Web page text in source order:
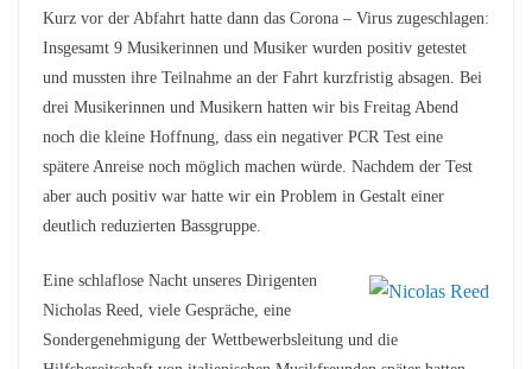
Kurz vor der Abfahrt hatte dann das Corona – Virus zugeschlagen:
Insgesamt 9 Musikerinnen und Musiker wurden positiv getestet
und mussten ihre Teilnahme an der Fahrt kurzfristig absagen. Bei
drei Musikerinnen und Musikern hatten wir bis Freitag Abend
noch die kleine Hoffnung, dass ein negativer PCR Test eine
spätere Anreise noch möglich machen würde. Nachdem der Test
aber auch positiv war hatte wir ein Problem in Gestalt einer
deutlich reduzierten Bassgruppe.
Eine schlaflose Nacht unseres Dirigenten
Nicholas Reed, viele Gespräche, eine
Sondergenehmigung der Wettbewerbsleitung und die